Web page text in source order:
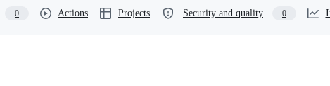
0 Actions Projects Security and quality 0